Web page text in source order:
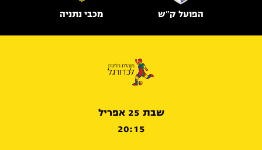
הפועל ק"ש מכבי נתניה
שבת 25 אפריל
20:15